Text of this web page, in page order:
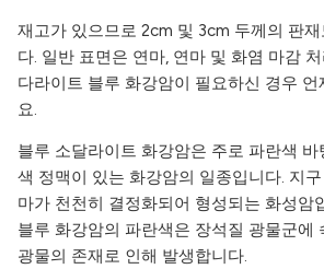
재고가 있으므로 2cm 및 3cm 두께의 판
다. 일반 표면은 연마, 연마 및 화염 마감
다라이트 블루 화강암이 필요하신 경우 언
요.
블루 소달라이트 화강암은 주로 파란색 바
색 정맥이 있는 화강암의 일종입니다. 지
마가 천천히 결정화되어 형성되는 화성암
블루 화강암의 파란색은 장석질 광물군에
광물의 존재로 인해 발생합니다.